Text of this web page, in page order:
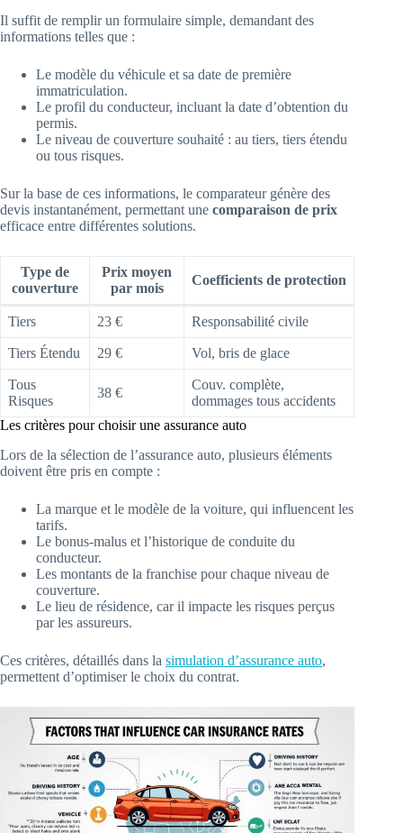
Il suffit de remplir un formulaire simple, demandant des
informations telles que :
Le modèle du véhicule et sa date de première
immatriculation.
Le profil du conducteur, incluant la date d’obtention du
permis.
Le niveau de couverture souhaité : au tiers, tiers étendu
ou tous risques.
Sur la base de ces informations, le comparateur génère des
devis instantanément, permettant une comparaison de prix
efficace entre différentes solutions.
Type de
couverture
Prix moyen
par mois
Coefficients de protection
Tiers 23 € Responsabilité civile
Tiers Étendu 29 € Vol, bris de glace
Tous
Risques
38 €
Couv. complète,
dommages tous accidents
Les critères pour choisir une assurance auto
Lors de la sélection de l’assurance auto, plusieurs éléments
doivent être pris en compte :
La marque et le modèle de la voiture, qui influencent les
tarifs.
Le bonus-malus et l’historique de conduite du
conducteur.
Les montants de la franchise pour chaque niveau de
couverture.
Le lieu de résidence, car il impacte les risques perçus
par les assureurs.
Ces critères, détaillés dans la simulation d’assurance auto,
permettent d’optimiser le choix du contrat.